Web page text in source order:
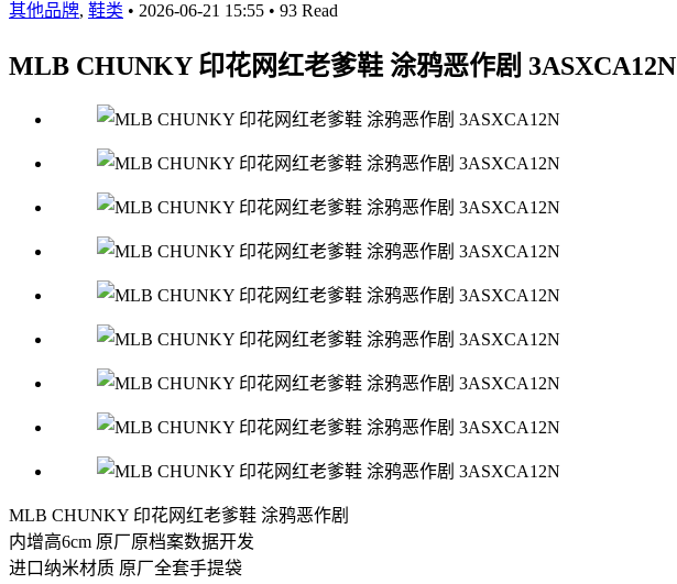
其他品牌, 鞋类 • 2026-06-21 15:55 • 93 Read
MLB CHUNKY 印花网红老爹鞋 涂鸦恶作剧 3ASXCA12N
MLB CHUNKY 印花网红老爹鞋 涂鸦恶作剧
内增高6cm 原厂原档案数据开发
进口纳米材质 原厂全套手提袋